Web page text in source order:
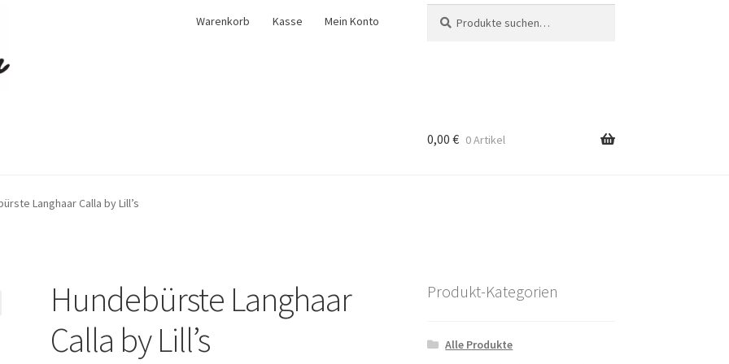
Warenkorb Kasse Mein Konto
nach:
0,00 € 0 Artikel
Langhaar Calla by Lill’s
Hundebürste Langhaar
Calla by Lill’s
Produkt-Kategorien
Alle Produkte